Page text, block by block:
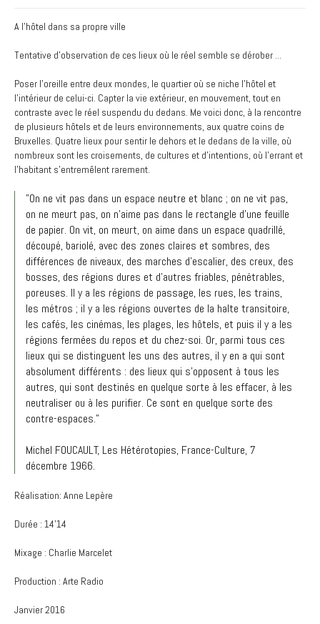
A l'hôtel dans sa propre ville
Tentative d’observation de ces lieux où le réel semble se dérober ...
Poser l’oreille entre deux mondes, le quartier où se niche l’hôtel et
l’intérieur de celui-ci. Capter la vie extérieur, en mouvement, tout en
contraste avec le réel suspendu du dedans. Me voici donc, à la rencontre
de plusieurs hôtels et de leurs environnements, aux quatre coins de
Bruxelles. Quatre lieux pour sentir le dehors et le dedans de la ville, où
nombreux sont les croisements, de cultures et d’intentions, où l’errant et
l’habitant s’entremêlent rarement.
"On ne vit pas dans un espace neutre et blanc ; on ne vit pas,
on ne meurt pas, on n'aime pas dans le rectangle d'une feuille
de papier. On vit, on meurt, on aime dans un espace quadrillé,
découpé, bariolé, avec des zones claires et sombres, des
différences de niveaux, des marches d'escalier, des creux, des
bosses, des régions dures et d'autres friables, pénétrables,
poreuses. Il y a les régions de passage, les rues, les trains,
les métros ; il y a les régions ouvertes de la halte transitoire,
les cafés, les cinémas, les plages, les hôtels, et puis il y a les
régions fermées du repos et du chez-soi. Or, parmi tous ces
lieux qui se distinguent les uns des autres, il y en a qui sont
absolument différents : des lieux qui s'opposent à tous les
autres, qui sont destinés en quelque sorte à les effacer, à les
neutraliser ou à les purifier. Ce sont en quelque sorte des
contre-espaces."
Michel FOUCAULT, Les Hétérotopies, France-Culture, 7
décembre 1966.
Réalisation: Anne Lepère
Durée : 14'14
Mixage : Charlie Marcelet
Production : Arte Radio
Janvier 2016